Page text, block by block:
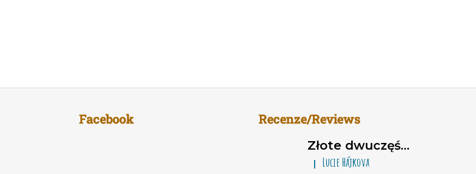
Facebook Recenze/Reviews
Złote dwuczęściowe damskie stroje kąpielowe brazylijki Sparkle*Me – bikini wiązane, marszczone brazylijki
Ocena produktu to 5 na 5 gwiazdek.
| Lucie Hájkova